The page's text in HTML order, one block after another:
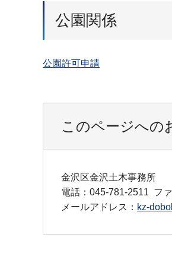
公園関係
公園許可申請
このページへの
金沢区金沢土木事務所
電話：045-781-2511 フ
メールアドレス： kz-